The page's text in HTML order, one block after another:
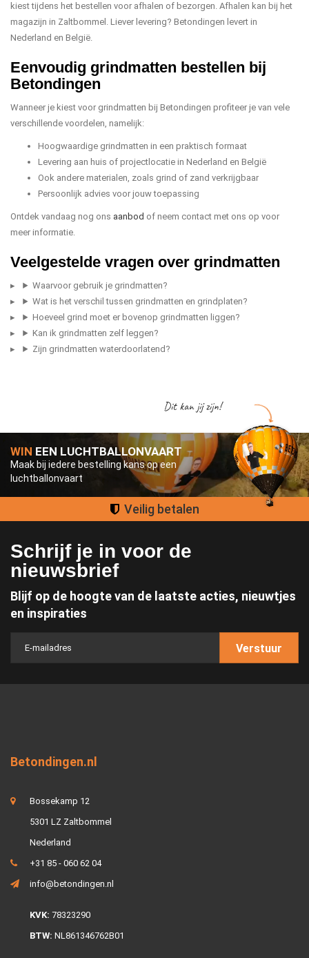
kiest tijdens het bestellen voor afhalen of bezorgen. Afhalen kan bij het
magazijn in Zaltbommel. Liever levering? Betondingen levert in
Nederland en België.
Eenvoudig grindmatten bestellen bij
Betondingen
Wanneer je kiest voor grindmatten bij Betondingen profiteer je van vele
verschillende voordelen, namelijk:
Hoogwaardige grindmatten in een praktisch formaat
Levering aan huis of projectlocatie in Nederland en België
Ook andere materialen, zoals grind of zand verkrijgbaar
Persoonlijk advies voor jouw toepassing
Ontdek vandaag nog ons aanbod of neem contact met ons op voor
meer informatie.
Veelgestelde vragen over grindmatten
Waarvoor gebruik je grindmatten?
Wat is het verschil tussen grindmatten en grindplaten?
Hoeveel grind moet er bovenop grindmatten liggen?
Kan ik grindmatten zelf leggen?
Zijn grindmatten waterdoorlatend?
WIN EEN LUCHTBALLONVAART
Maak bij iedere bestelling kans op een
luchtballonvaart
Dit kan jij zijn!
Groot assortiment
Schrijf je in voor de
nieuwsbrief
Blijf op de hoogte van de laatste acties, nieuwtjes
en inspiraties
Verstuur
Betondingen.nl
Bossekamp 12
5301 LZ Zaltbommel
Nederland
+31 85 - 060 62 04
info@betondingen.nl
KVK: 78323290
BTW: NL861346762B01